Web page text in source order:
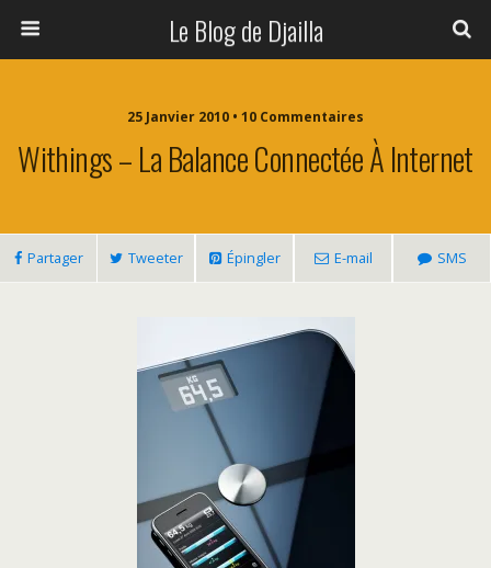
Le Blog de Djailla
25 Janvier 2010 • 10 Commentaires
Withings – La Balance Connectée À Internet
Partager Tweeter Épingler E-mail SMS